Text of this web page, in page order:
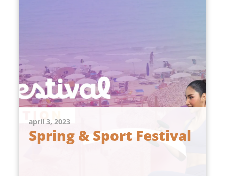
april 3, 2023
Spring & Sport Festival